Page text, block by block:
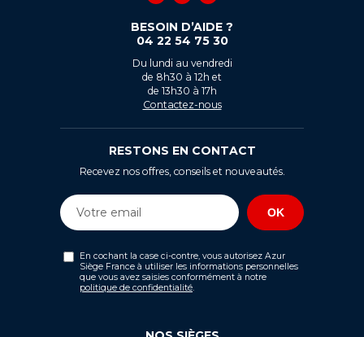
BESOIN D’AIDE ?
04 22 54 75 30
Du lundi au vendredi
de 8h30 à 12h et
de 13h30 à 17h
Contactez-nous
RESTONS EN CONTACT
Recevez nos offres, conseils et nouveautés.
En cochant la case ci-contre, vous autorisez Azur
Siège France à utiliser les informations personnelles
que vous avez saisies conformément à notre
politique de confidentialité.